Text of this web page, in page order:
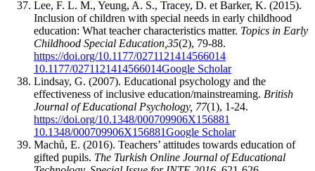
Lee, F. L. M., Yeung, A. S., Tracey, D. et Barker, K. (2015).
Inclusion of children with special needs in early childhood
education: What teacher characteristics matter. Topics in Early
Childhood Special Education,35(2), 79-88.
https://doi.org/10.1177/0271121414566014
10.1177/0271121414566014Google Scholar
Lindsay, G. (2007). Educational psychology and the
effectiveness of inclusive education/mainstreaming. British
Journal of Educational Psychology, 77(1), 1-24.
https://doi.org/10.1348/000709906X156881
10.1348/000709906X156881Google Scholar
Machů, E. (2016). Teachers’ attitudes towards education of
gifted pupils. The Turkish Online Journal of Educational